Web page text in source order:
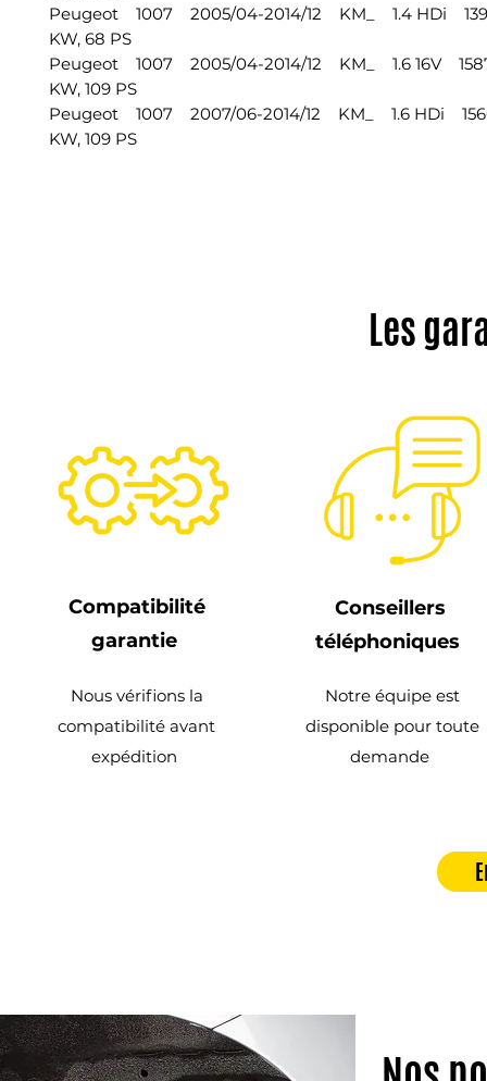
Peugeot 1007 2005/04-2014/12 KM_ 1.4 HDi
KW, 68 PS
Peugeot 1007 2005/04-2014/12 KM_ 1.6 16V
KW, 109 PS
Peugeot 1007 2007/06-2014/12 KM_ 1.6 HDi
KW, 109 PS
Les
Compatibilité
garantie
Nous vérifions la
compatibilité avant
expédition
Conseillers
téléphoniques
Notre équipe est
disponible pour toute
demande